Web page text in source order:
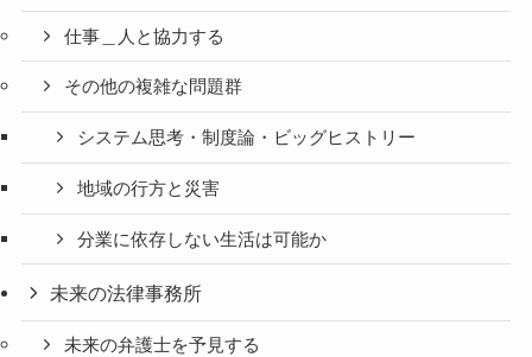
仕事＿人と協力する
その他の複雑な問題群
システム思考・制度論・ビッグヒストリー
地域の行方と災害
分業に依存しない生活は可能か
未来の法律事務所
未来の弁護士を予見する